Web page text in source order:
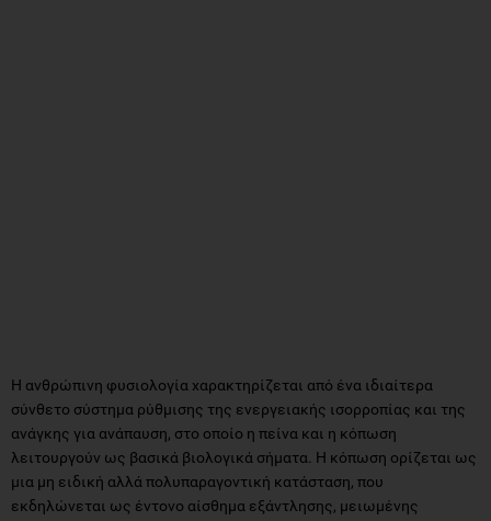
λειτουργούν ως βασικά βιολογικά σήματα. Η κόπωση ορίζεται ως
μια μη ειδική αλλά πολυπαραγοντική κατάσταση, που
εκδηλώνεται ως έντονο αίσθημα εξάντλησης, μειωμένης
ενέργειας και δυσκολίας εκτέλεσης εκούσιων δραστηριοτήτων.
Όταν η κόπωση δεν αντιμετωπίζεται αποτελεσματικά, μπορεί να